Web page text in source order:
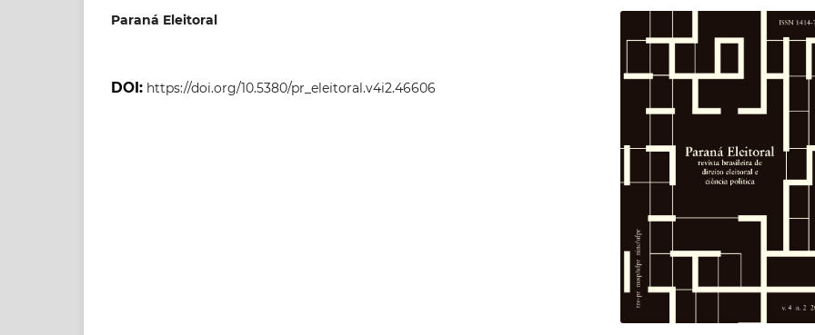
Paraná Eleitoral
DOI: https://doi.org/10.5380/pr_eleitoral.v4i2.46606